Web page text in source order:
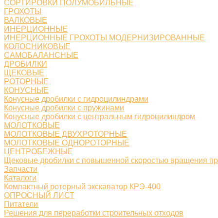
СОРТИРОВКИ ПОЛУМОБИЛЬНЫЕ
ГРОХОТЫ
ВАЛКОВЫЕ
ИНЕРЦИОННЫЕ
ИНЕРЦИОННЫЕ ГРОХОТЫ МОДЕРНИЗИРОВАННЫЕ
КОЛОСНИКОВЫЕ
САМОБАЛАНСНЫЕ
ДРОБИЛКИ
ЩЕКОВЫЕ
РОТОРНЫЕ
КОНУСНЫЕ
Конусные дробилки с гидроцилиндрами
Конусные дробилки с пружинами
Конусные дробилки с центральным гидроцилиндром
МОЛОТКОВЫЕ
МОЛОТКОВЫЕ ДВУХРОТОРНЫЕ
МОЛОТКОВЫЕ ОДНОРОТОРНЫЕ
ЦЕНТРОБЕЖНЫЕ
Щековые дробилки с повышенной скоростью вращения
Запчасти
Каталоги
Компактный роторный экскаватор КРЭ-400
ОПРОСНЫЙ ЛИСТ
Питатели
Решения для переработки строительных отходов